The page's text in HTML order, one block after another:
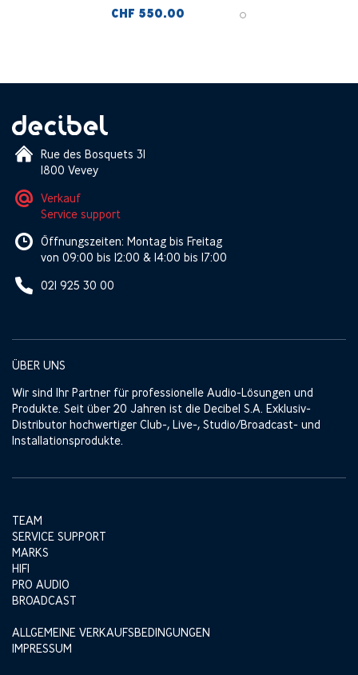
CHF 550.00
Rue des Bosquets 31
1800 Vevey
Verkauf
Service support
Öffnungszeiten: Montag bis Freitag
von 09:00 bis 12:00 & 14:00 bis 17:00
021 925 30 00
ÜBER UNS
Wir sind Ihr Partner für professionelle Audio-Lösungen und
Produkte. Seit über 20 Jahren ist die Decibel S.A. Exklusiv-
Distributor hochwertiger Club-, Live-, Studio/Broadcast- und
Installationsprodukte.
TEAM
SERVICE SUPPORT
MARKS
HIFI
PRO AUDIO
BROADCAST
ALLGEMEINE VERKAUFSBEDINGUNGEN
IMPRESSUM